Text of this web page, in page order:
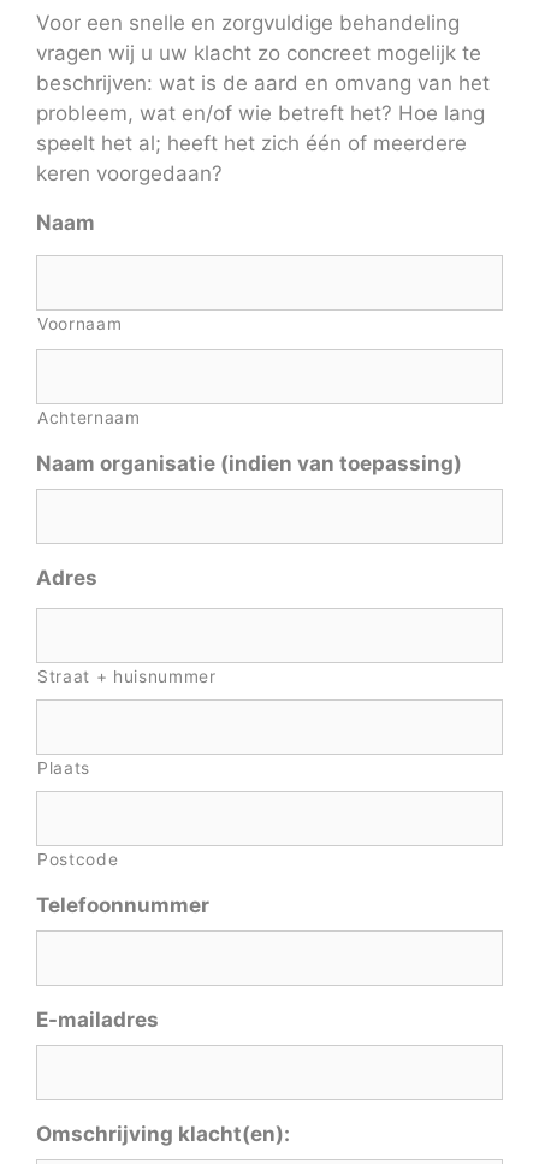
Voor een snelle en zorgvuldige behandeling
vragen wij u uw klacht zo concreet mogelijk te
beschrijven: wat is de aard en omvang van het
probleem, wat en/of wie betreft het? Hoe lang
speelt het al; heeft het zich één of meerdere
keren voorgedaan?
Naam
Voornaam
Achternaam
Naam organisatie (indien van toepassing)
Adres
Straat + huisnummer
Plaats
Postcode
Telefoonnummer
E-mailadres
Omschrijving klacht(en):